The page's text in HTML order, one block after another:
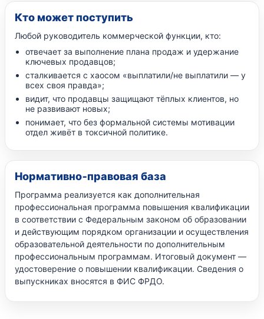
Кто может поступить
Любой руководитель коммерческой функции, кто:
отвечает за выполнение плана продаж и удержание
ключевых продавцов;
сталкивается с хаосом «выплатили/не выплатили — у
всех своя правда»;
видит, что продавцы защищают тёплых клиентов, но
не развивают новых;
понимает, что без формальной системы мотивации
отдел живёт в токсичной политике.
Нормативно‑правовая база
Программа реализуется как дополнительная
профессиональная программа повышения квалификации
в соответствии с Федеральным законом об образовании
и действующим порядком организации и осуществления
образовательной деятельности по дополнительным
профессиональным программам. Итоговый документ —
удостоверение о повышении квалификации. Сведения о
выпускниках вносятся в ФИС ФРДО.